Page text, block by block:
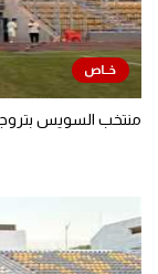
منتخب السويس